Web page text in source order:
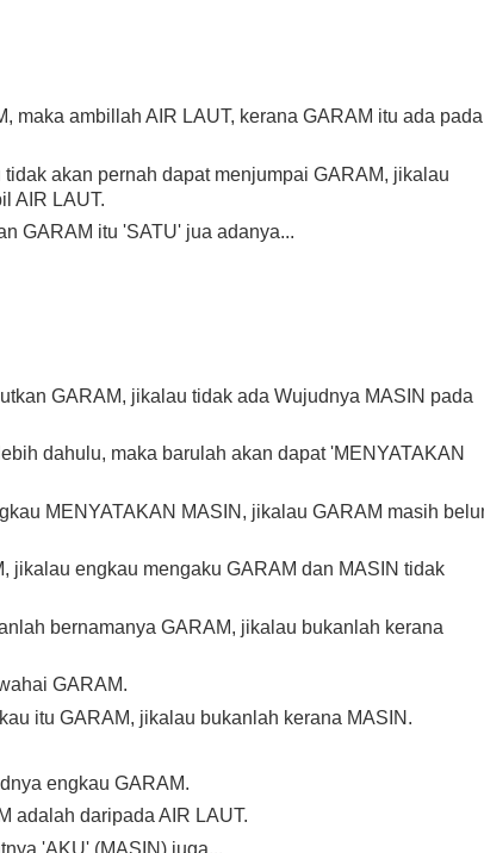
maka ambillah AIR LAUT, kerana GARAM itu ada pada
akan pernah dapat menjumpai GARAM, jikalau
AIR LAUT.
GARAM itu 'SATU' jua adanya...
GARAM, jikalau tidak ada Wujudnya MASIN pada
dahulu, maka barulah akan dapat 'MENYATAKAN
MENYATAKAN MASIN, jikalau GARAM masih
jikalau engkau mengaku GARAM dan MASIN tidak
bernamanya GARAM, jikalau bukanlah kerana
GARAM.
itu GARAM, jikalau bukanlah kerana MASIN.
engkau GARAM.
adalah daripada AIR LAUT.
'AKU' (MASIN) juga...